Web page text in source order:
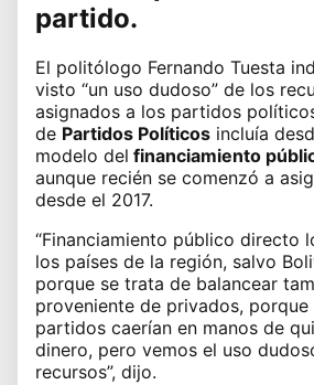
partido.
El politólogo Fernando Tuesta
visto “un uso dudoso” de los
asignados a los partidos
de Partidos Políticos incluía
modelo del financiamiento
aunque recién se comenzó a
desde el 2017.
“Financiamiento público directo
los países de la región, salvo
porque se trata de balancear
proveniente de privados, porque
partidos caerían en manos de
dinero, pero vemos el uso
recursos”, dijo.